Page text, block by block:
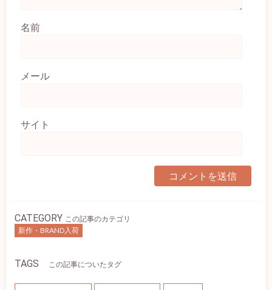
名前
メール
サイト
CATEGORY この記事のカテゴリ
新作・BRAND入荷
TAGS この記事についたタグ